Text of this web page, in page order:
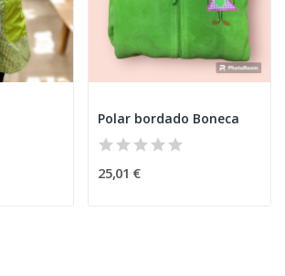
Polar bordado Boneca
25,01 €